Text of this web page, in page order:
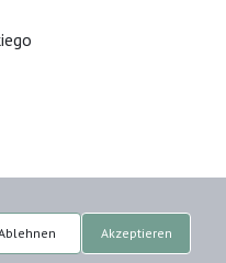
Akzeptieren